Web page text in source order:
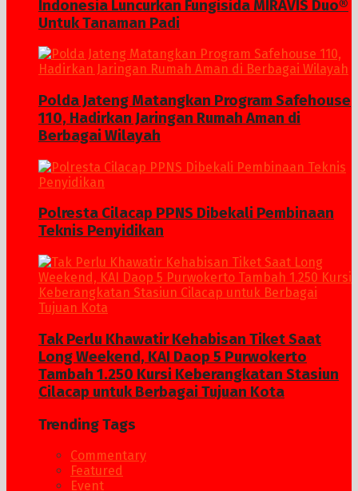
Indonesia Luncurkan Fungisida MIRAVIS Duo®
Untuk Tanaman Padi
Polda Jateng Matangkan Program Safehouse
110, Hadirkan Jaringan Rumah Aman di
Berbagai Wilayah
Polresta Cilacap PPNS Dibekali Pembinaan
Teknis Penyidikan
Tak Perlu Khawatir Kehabisan Tiket Saat
Long Weekend, KAI Daop 5 Purwokerto
Tambah 1.250 Kursi Keberangkatan Stasiun
Cilacap untuk Berbagai Tujuan Kota
Trending Tags
Commentary
Featured
Event